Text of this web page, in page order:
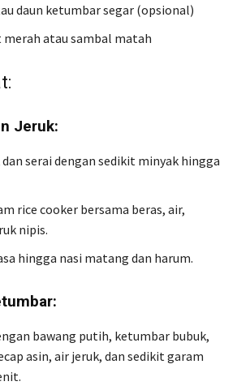
daun ketumbar segar (opsional)
merah atau sambal matah
Jeruk:
serai dengan sedikit minyak hingga
rice cooker bersama beras, air,
nipis.
hingga nasi matang dan harum.
bawang putih, ketumbar bubuk,
asin, air jeruk, dan sedikit garam